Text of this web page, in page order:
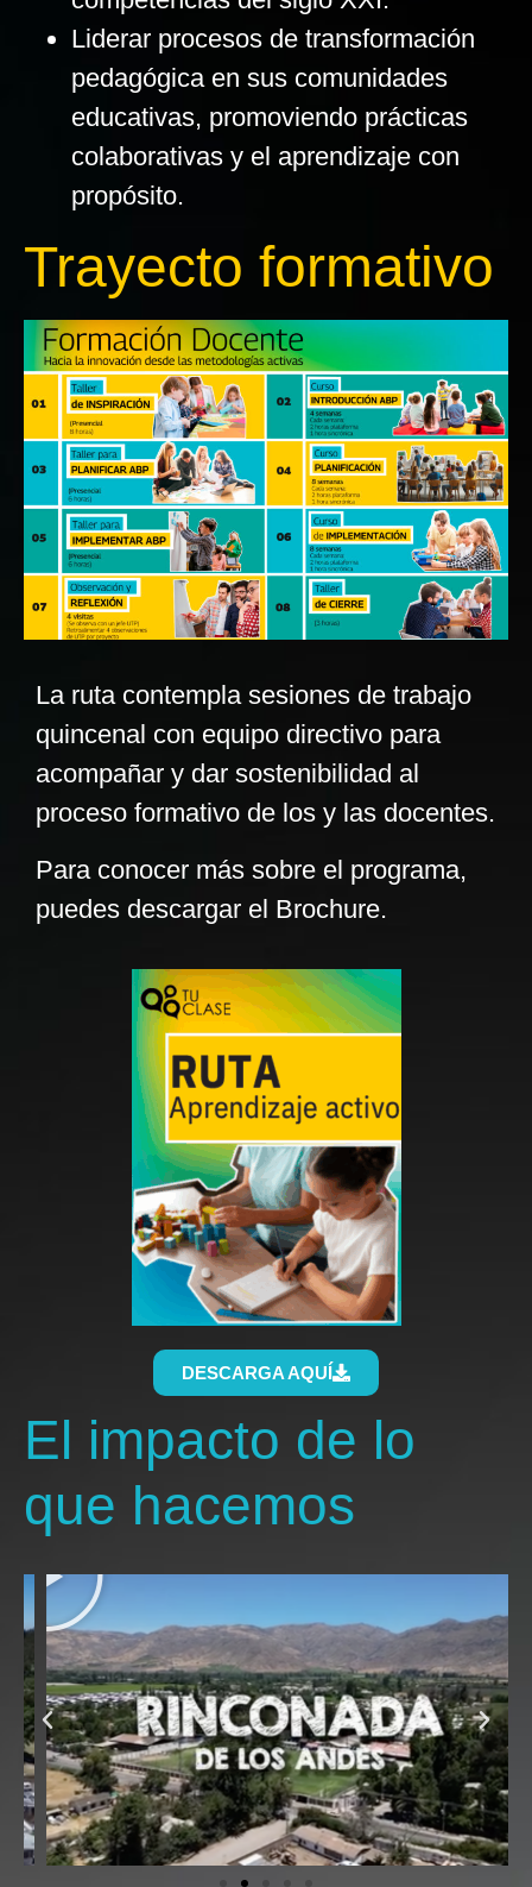
Liderar procesos de transformación
pedagógica en sus comunidades
educativas, promoviendo prácticas
colaborativas y el aprendizaje con
propósito.
Trayecto formativo
La ruta contempla sesiones de trabajo
quincenal con equipo directivo para
acompañar y dar sostenibilidad al
proceso formativo de los y las docentes.
Para conocer más sobre el programa,
puedes descargar el Brochure.
DESCARGA AQUÍ
El impacto de lo
que hacemos